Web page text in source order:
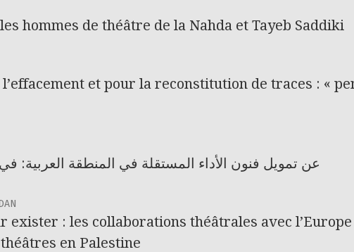
hommes de théâtre de la Nahda et Tayeb Saddiki
et pour la reconstitution de traces : «
عن تمويل فنون الأداء المستقلة في المنطقة العربية:
exister : les collaborations théâtrales avec
en Palestine